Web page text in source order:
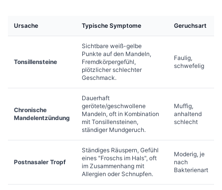
Ursache Typische Symptome Geruchsart
Tonsillensteine
Sichtbare weiß-gelbe
Punkte auf den Mandeln,
Fremdkörpergefühl,
plötzlicher schlechter
Geschmack.
Faulig,
schwefelig
Chronische
Mandelentzündung
Dauerhaft
gerötete/geschwollene
Mandeln, oft in Kombination
mit Tonsillensteinen,
ständiger Mundgeruch.
Muffig,
anhaltend
schlecht
Postnasaler Tropf
Ständiges Räuspern, Gefühl
eines "Froschs im Hals", oft
im Zusammenhang mit
Allergien oder Schnupfen.
Moderig, je
nach
Bakterienart